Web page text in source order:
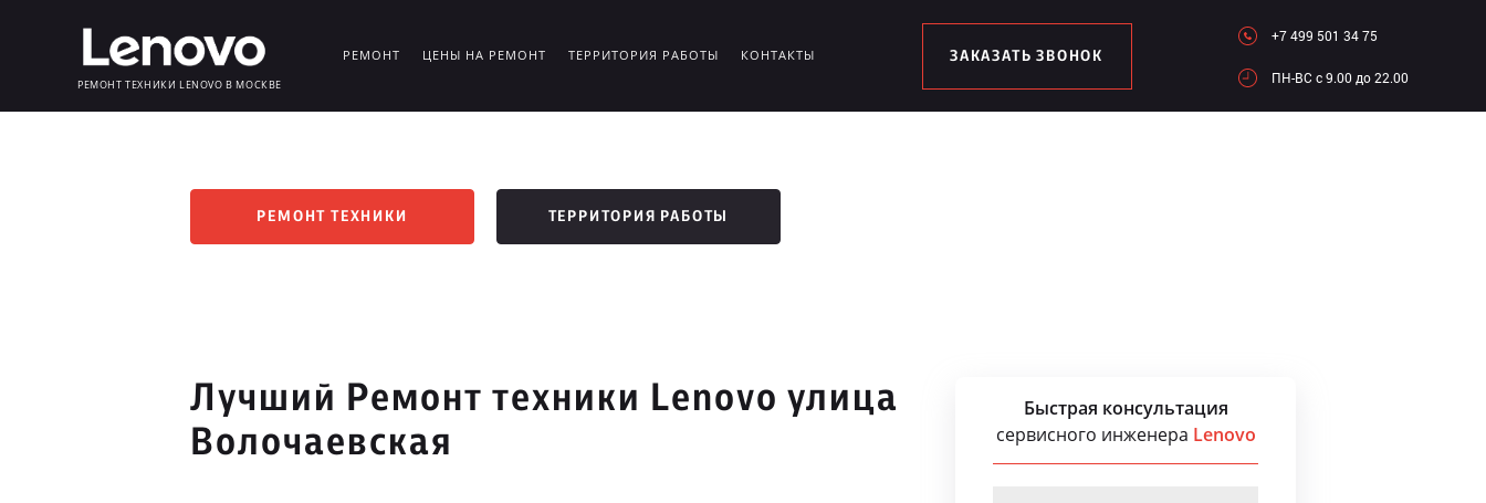
РЕМОНТ ТЕХНИКИ LENOVO В МОСКВЕ
РЕМОНТ ЦЕНЫ НА РЕМОНТ ТЕРРИТОРИЯ РАБОТЫ КОНТАКТЫ ЗАКАЗАТЬ ЗВОНОК
+7 499 501 34 75
ПН-ВC c 9.00 до 22.00
РЕМОНТ ТЕХНИКИ ТЕРРИТОРИЯ РАБОТЫ
Лучший Ремонт техники Lenovo улица
Волочаевская
Быстрая консультация
сервисного инженера Lenovo